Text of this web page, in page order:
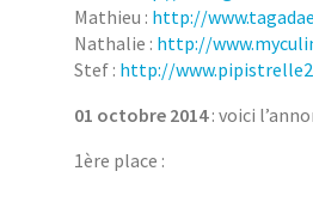
Mathieu : http://
Nathalie : http://
Stef : http://
01 octobre 2014: voici
1ère place :